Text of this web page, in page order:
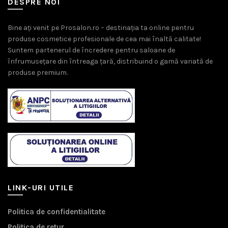
DESPRE NOI
Bine ați venit pe Prosalon.ro – destinația ta online pentru
produse cosmetice profesionale de cea mai înaltă calitate!
Suntem partenerul de încredere pentru saloane de
înfrumusețare din întreaga țară, distribuind o gamă variată de
produse premium.
LINK-URI UTILE
Politica de confidentialitate